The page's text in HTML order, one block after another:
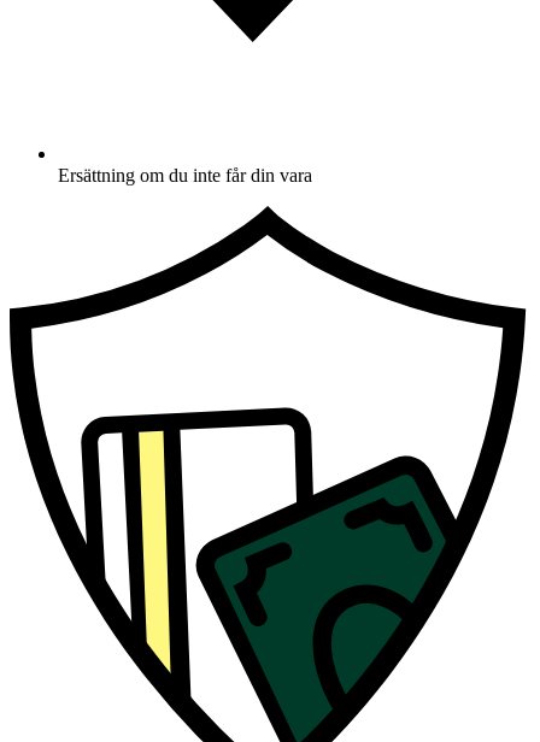
Ersättning om du inte får din vara